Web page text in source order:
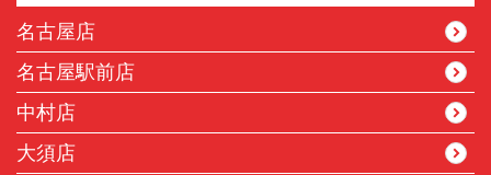
名古屋店
名古屋駅前店
中村店
大須店